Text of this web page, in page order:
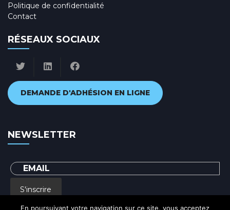
Politique de confidentialité
Contact
RÉSEAUX SOCIAUX
DEMANDE D'ADHÉSION EN LIGNE
NEWSLETTER
S'inscrire
En poursuivant votre navigation sur ce site, vous acceptez